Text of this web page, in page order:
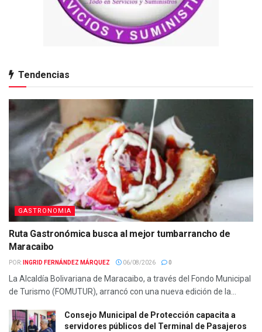
Tendencias
GASTRONOMIA
Ruta Gastronómica busca al mejor tumbarrancho de
Maracaibo
POR: INGRID FERNÁNDEZ MÁRQUEZ 06/08/2026 0
La Alcaldía Bolivariana de Maracaibo, a través del Fondo Municipal
de Turismo (FOMUTUR), arrancó con una nueva edición de la...
Consejo Municipal de Protección capacita a
servidores públicos del Terminal de Pasajeros